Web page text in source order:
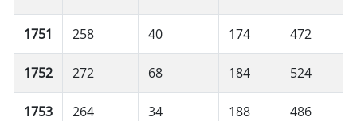
1751 258 40 174 472
1752 272 68 184 524
1753 264 34 188 486